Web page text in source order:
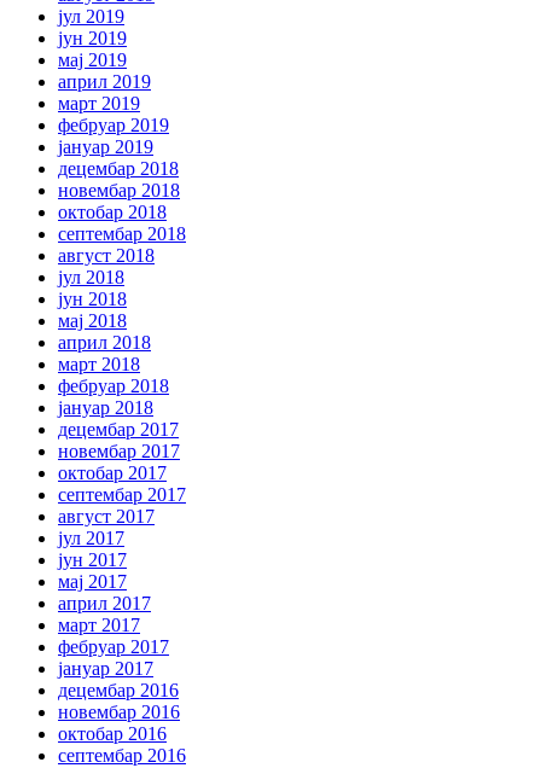
јул 2019
јун 2019
мај 2019
април 2019
март 2019
фебруар 2019
јануар 2019
децембар 2018
новембар 2018
октобар 2018
септембар 2018
август 2018
јул 2018
јун 2018
мај 2018
април 2018
март 2018
фебруар 2018
јануар 2018
децембар 2017
новембар 2017
октобар 2017
септембар 2017
август 2017
јул 2017
јун 2017
мај 2017
април 2017
март 2017
фебруар 2017
јануар 2017
децембар 2016
новембар 2016
октобар 2016
септембар 2016